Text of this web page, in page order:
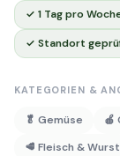
✓ 1 Tag pro
✓ Standort
KATEGORIEN &
🥬 Gemüse 🍎
🥩 Fleisch & Wurst